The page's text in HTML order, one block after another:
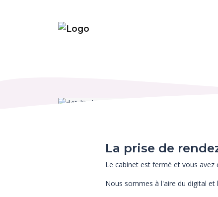
La prise de
Le cabinet est fermé et vous avez
Nous sommes à l'aire du digital et